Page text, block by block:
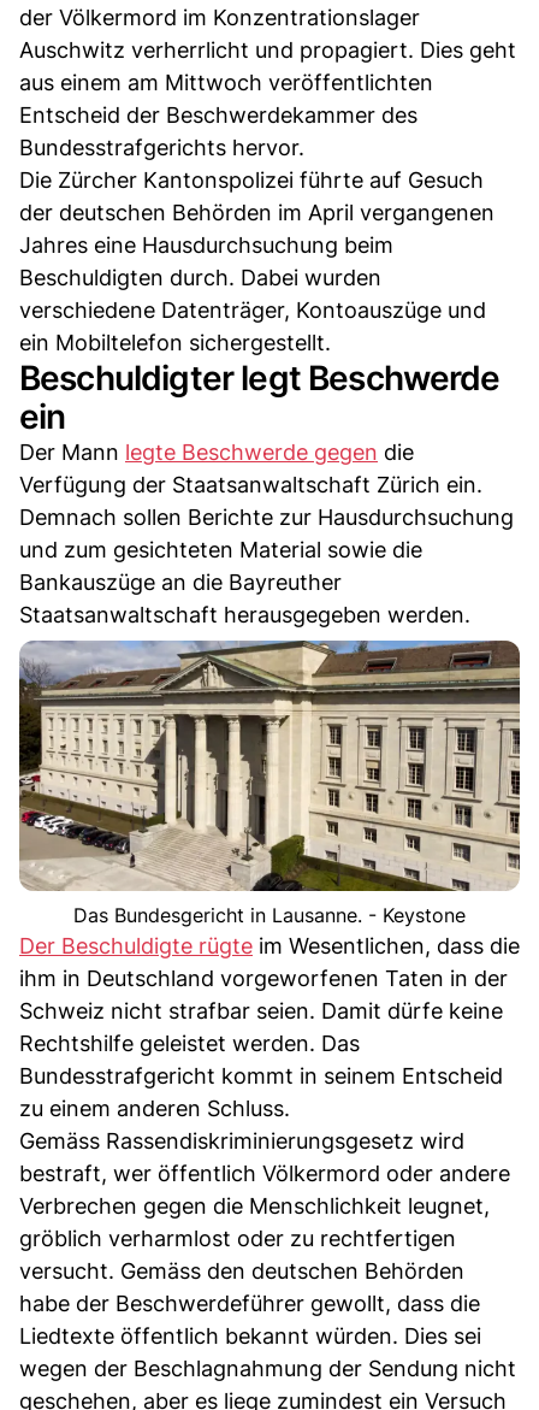
der Völkermord im Konzentrationslager
Auschwitz verherrlicht und propagiert. Dies geht
aus einem am Mittwoch veröffentlichten
Entscheid der Beschwerdekammer des
Bundesstrafgerichts hervor.
Die Zürcher Kantonspolizei führte auf Gesuch
der deutschen Behörden im April vergangenen
Jahres eine Hausdurchsuchung beim
Beschuldigten durch. Dabei wurden
verschiedene Datenträger, Kontoauszüge und
ein Mobiltelefon sichergestellt.
Beschuldigter legt Beschwerde
ein
Der Mann legte Beschwerde gegen die
Verfügung der Staatsanwaltschaft Zürich ein.
Demnach sollen Berichte zur Hausdurchsuchung
und zum gesichteten Material sowie die
Bankauszüge an die Bayreuther
Staatsanwaltschaft herausgegeben werden.
Das Bundesgericht in Lausanne. - Keystone
Der Beschuldigte rügte im Wesentlichen, dass die
ihm in Deutschland vorgeworfenen Taten in der
Schweiz nicht strafbar seien. Damit dürfe keine
Rechtshilfe geleistet werden. Das
Bundesstrafgericht kommt in seinem Entscheid
zu einem anderen Schluss.
Gemäss Rassendiskriminierungsgesetz wird
bestraft, wer öffentlich Völkermord oder andere
Verbrechen gegen die Menschlichkeit leugnet,
gröblich verharmlost oder zu rechtfertigen
versucht. Gemäss den deutschen Behörden
habe der Beschwerdeführer gewollt, dass die
Liedtexte öffentlich bekannt würden. Dies sei
wegen der Beschlagnahmung der Sendung nicht
geschehen, aber es liege zumindest ein Versuch